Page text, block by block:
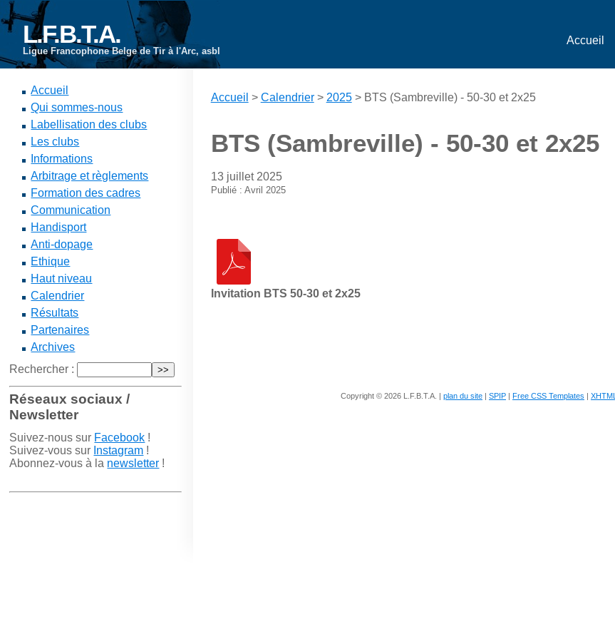
L.F.B.T.A.
Ligue Francophone Belge de Tir à l'Arc, asbl
Accueil
Accueil
Qui sommes-nous
Labellisation des clubs
Les clubs
Informations
Arbitrage et règlements
Formation des cadres
Communication
Handisport
Anti-dopage
Ethique
Haut niveau
Calendrier
Résultats
Partenaires
Archives
Rechercher :
Réseaux sociaux /
Newsletter
Suivez-nous sur Facebook !
Suivez-vous sur Instagram !
Abonnez-vous à la newsletter !
Accueil > Calendrier> 2025> BTS (Sambreville) - 50-30 et 2x25
BTS (Sambreville) - 50-30 et 2x25
13 juillet 2025
Publié : Avril 2025
Invitation BTS 50-30 et 2x25
Copyright © 2026 L.F.B.T.A. | plan du site | SPIP | Free CSS Templates | XHTML